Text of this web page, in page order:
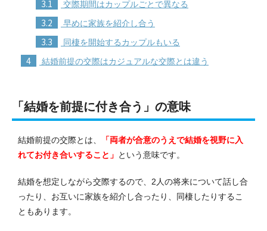
3.1 交際期間はカップルごとで異なる
3.2 早めに家族を紹介し合う
3.3 同棲を開始するカップルもいる
4 結婚前提の交際はカジュアルな交際とは違う
「結婚を前提に付き合う」の意味
結婚前提の交際とは、
「両者が合意のうえで結婚を視野に入
れてお付き合いすること」 という意味です。
結婚を想定しながら交際するので、2人の将来について話し合
ったり、お互いに家族を紹介し合ったり、同棲したりするこ
ともあります。